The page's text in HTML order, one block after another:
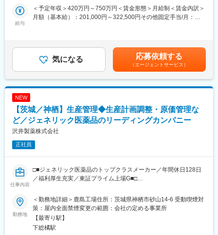
製造部門：社員3名＋パート数名（40代中心）
生産管理部門：4名（40代3名、20代1名／兼務あり）
・オーダーメイド製品が多く、ものづくりの面白さを実感できる
・お客様の声を反映した製品開発に携われる
・少人数組織のためアイデアや改善提案が届きやすい
・年間休日125日、土日祝休み、日勤のみで働きやすい
スピーディな製品開発力と幅広い業界への展開力が強み。お客様
の声を反映したオーダーメイド製品づくりで成長を続けていま
す。医療ドラマで使用された実績もあり、私たちの技術はさまざ
変更の範囲：会社の定める業務
してご応募ください◎
全体の人数は30名程度で、今回募集の製造課では10名の社員(平均
年齢35歳)が活躍中です。
画期的な技術であり、傷を最小限にとどめることに、安全に、迅
速に、心臓循環器分野の診断・治療を可能にするシステムです。
の積極的な買収・資本提携に加え、自社内開発にも力を入れてい
ます。
・働きやすい就業環境…当社の面接を受けた方や中途入社後の感
想で必ず出るのが「働いている人がいい」「穏やかな社風」とい
う言葉です。風通しがよく、働きやすい雰囲気です。
給与
＜予定年収＞420万円～750万円＜賃金形態＞月給制＜賃金内訳＞
月額（基本給）：201,000円～322,500円その他固定手当/月：
額支給、諸手当支給（皆勤手当、住宅手当、家族手当、意欲業績
手当等）※上記月給は残業20h想定、諸手当含む金額■昇給：年1回
■賞与：年2回（※業績により別途決算賞与有）賃金はあくまでも
目安の金額であり、選考を通じて上下する可能性があります。月
給(月額)は固定手当を含めた表記です。
気になる 応募依頼する
（エージェントサービス）
NEW
【茨城／神栖】生産管理◆生産計画調整・原価管理な
ど／ジェネリック医薬品のリーディングカンパニー
沢井製薬株式会社
正社員
仕事内容
□■ジェネリック医薬品のトップクラスメーカー／年間休日128日
／福利厚生充実／東証プライム上場G■□
■業務概要：
鹿島工場（茨城県神栖市）での生産管理業務をお任せします。
供給計画に基づき、工場内での各種生産調整を実施いただきま
す。
※ご経験内容や保有スキル等により、担当業務を検討いたします。
勤務地
＜勤務地詳細＞鹿島工場住所：茨城県神栖市砂山14-6 受動喫煙対
策：屋内全面禁煙変更の範囲：会社の定める事業所
【最寄り駅】
下総橘駅